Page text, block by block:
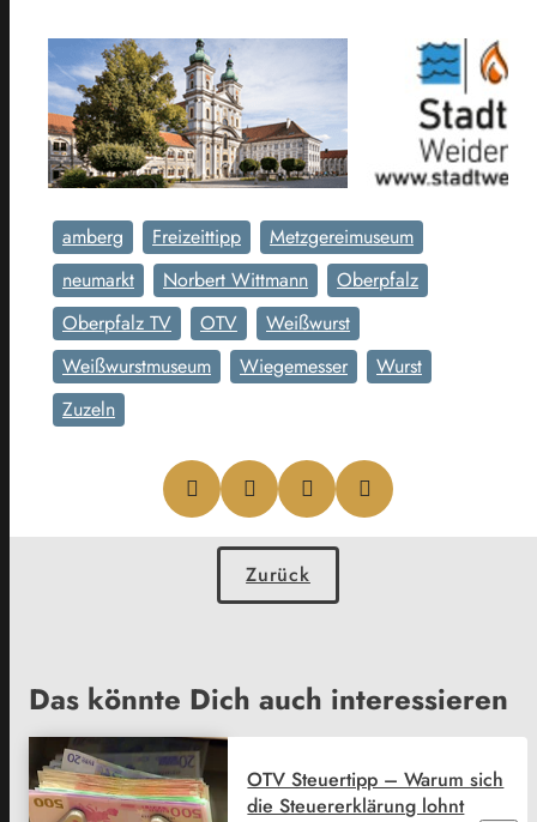
amberg Freizeittipp
Metzgereimuseum
neumarkt
Norbert Wittmann
Oberpfalz
Oberpfalz TV
OTV
Weißwurst
Weißwurstmuseum
Wiegemesser
Wurst
Zuzeln
Zurück
Das könnte Dich auch interessieren
OTV Steuertipp – Warum sich
die Steuererklärung lohnt